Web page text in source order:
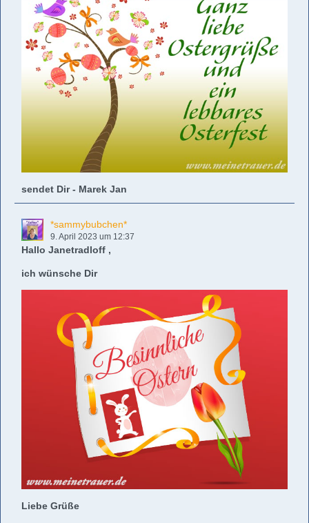
sendet Dir - Marek Jan
*sammybubchen*
9. April 2023 um 12:37
Hallo Janetradloff ,
ich wünsche Dir
Liebe Grüße